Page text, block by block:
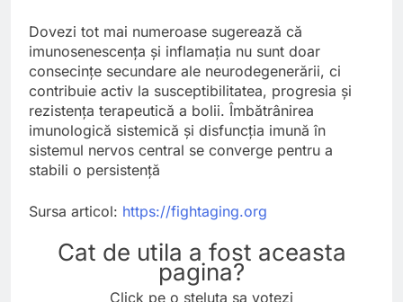
Dovezi tot mai numeroase sugerează că
imunosenescența și inflamația nu sunt doar
consecințe secundare ale neurodegenerării, ci
contribuie activ la susceptibilitatea, progresia și
rezistența terapeutică a bolii. Îmbătrânirea
imunologică sistemică și disfuncția imună în
sistemul nervos central se converge pentru a
stabili o persistență
Sursa articol: https://fightaging.org
Cat de utila a fost aceasta
pagina?
Click pe o steluta sa votezi